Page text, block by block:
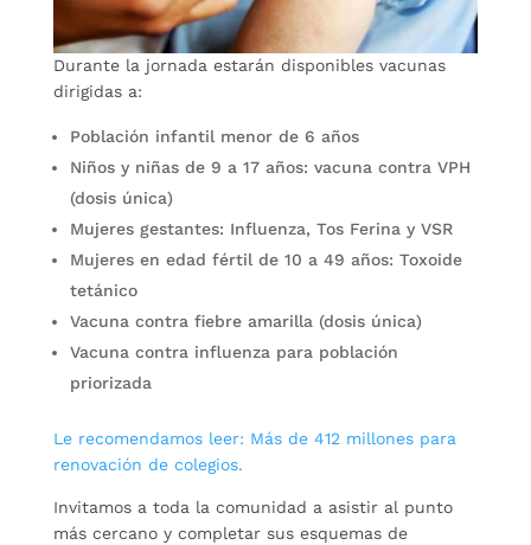
Durante la jornada estarán disponibles vacunas
dirigidas a:
Población infantil menor de 6 años
Niños y niñas de 9 a 17 años: vacuna contra VPH
(dosis única)
Mujeres gestantes: Influenza, Tos Ferina y VSR
Mujeres en edad fértil de 10 a 49 años: Toxoide
tetánico
Vacuna contra fiebre amarilla (dosis única)
Vacuna contra influenza para población
priorizada
Le recomendamos leer: Más de 412 millones para
renovación de colegios.
Invitamos a toda la comunidad a asistir al punto
más cercano y completar sus esquemas de